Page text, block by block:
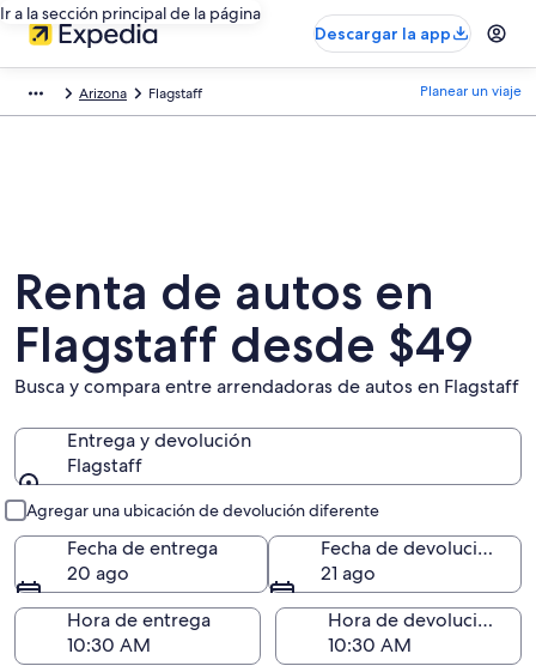
Ir a la sección principal de la página
Descargar la app
Arizona Flagstaff Planear un viaje
Renta de autos en
Flagstaff desde $49
Busca y compara entre arrendadoras de autos en Flagstaff
Entrega y devolución
Flagstaff
Agregar una ubicación de devolución diferente
Fecha de entrega
20 ago
Fecha de devolución
21 ago
Hora de entrega
Hora de devolución